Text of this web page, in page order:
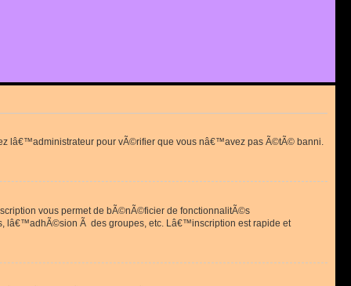
lâ€™administrateur pour vÃ©rifier que vous nâ€™avez pas Ã©tÃ© banni.
vous permet de bÃ©nÃ©ficier de fonctionnalitÃ©s
lâ€™adhÃ©sion Ã des groupes, etc. Lâ€™inscription est rapide et